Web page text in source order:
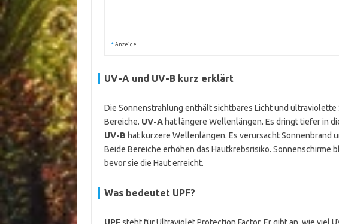
* Anzeige
UV-A und UV-B kurz erklärt
Die Sonnenstrahlung enthält sichtbares Licht und ultraviolette
Bereiche. UV-Ahat längere Wellenlängen. Es dringt tiefer in
UV-B hat kürzere Wellenlängen. Es verursacht Sonnenbrand
Beide Bereiche erhöhen das Hautkrebsrisiko. Sonnenschirme
bevor sie die Haut erreicht.
Was bedeutet UPF?